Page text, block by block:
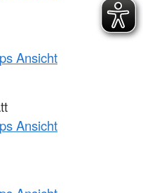
Ansicht
Ansicht